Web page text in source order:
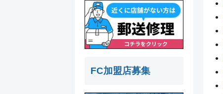
FC加盟店募集